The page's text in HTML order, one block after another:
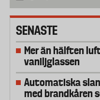
SENASTE
Mer än hälften
vaniljglassen
Automatiska
med brandkåren